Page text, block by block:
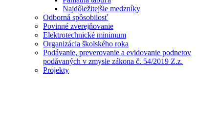
Najdôležitejšie medzníky
Odborná spôsobilosť
Povinné zverejňovanie
Elektrotechnické minimum
Organizácia školského roka
Podávanie, preverovanie a evidovanie podnetov
podávaných v zmysle zákona č. 54/2019 Z.z.
Projekty